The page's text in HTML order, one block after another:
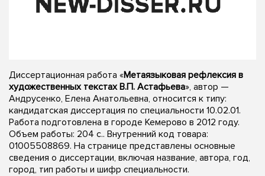
Диссертационная работа «Метаязыковая рефлексия в
художественных текстах В.П. Астафьева», автор —
Андрусенко, Елена Анатольевна, относится к типу:
кандидатская диссертация по специальности 10.02.01.
Работа подготовлена в городе Кемерово в 2012 году.
Объем работы: 204 с.. Внутренний код товара:
01005508869. На странице представлены основные
сведения о диссертации, включая название, автора, год,
город, тип работы и шифр специальности.